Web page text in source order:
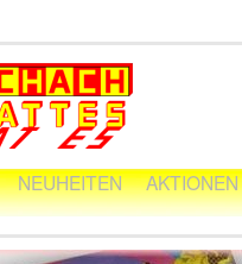
NEUHEITEN AKTIONEN